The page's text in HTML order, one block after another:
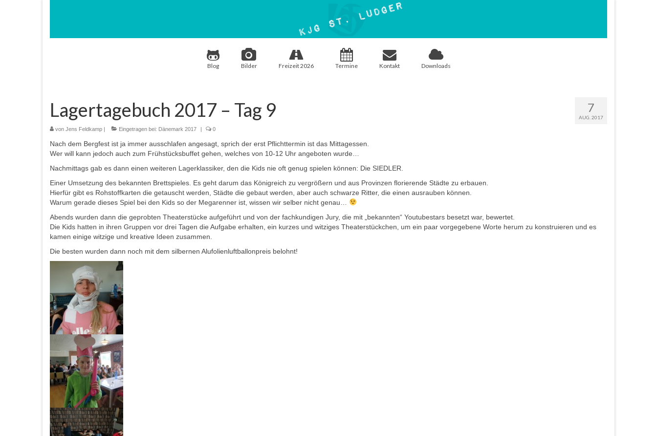
Blog Bilder Freizeit 2026 Termine Kontakt Downloads
7
AUG. 2017
Lagertagebuch 2017 – Tag 9
von Jens Feldkamp | Eingetragen bei: Dänemark 2017 | 0
Nach dem Bergfest ist ja immer ausschlafen angesagt, sprich der erst Pflichttermin ist das Mittagessen.
Wer will kann jedoch auch zum Frühstücksbuffet gehen, welches von 10-12 Uhr angeboten wurde…
Nachmittags gab es dann einen weiteren Lagerklassiker, den die Kids nie oft genug spielen können: Die SIEDLER.
Einer Umsetzung des bekannten Brettspieles. Es geht darum das Königreich zu vergrößern und aus Provinzen florierende Städte zu erbauen.
Hierfür gibt es Rohstoffkarten die getauscht werden, Städte die gebaut werden, aber auch schwarze Ritter, die einen ausrauben können.
Warum gerade dieses Spiel bei den Kids so der Megarenner ist, wissen wir selber nicht genau…
Abends wurden dann die geprobten Theaterstücke aufgeführt und von der fachkundigen Jury, die mit „bekannten“ Youtubestars besetzt war, bewertet.
Die Kids hatten in ihren Gruppen vor drei Tagen die Aufgabe erhalten, ein kurzes und witziges Theaterstückchen, um ein paar vorgegebene Worte herum zu konstruieren und es
kamen einige witzige und kreative Ideen zusammen.
Die besten wurden dann noch mit dem silbernen Alufolienluftballonpreis belohnt!